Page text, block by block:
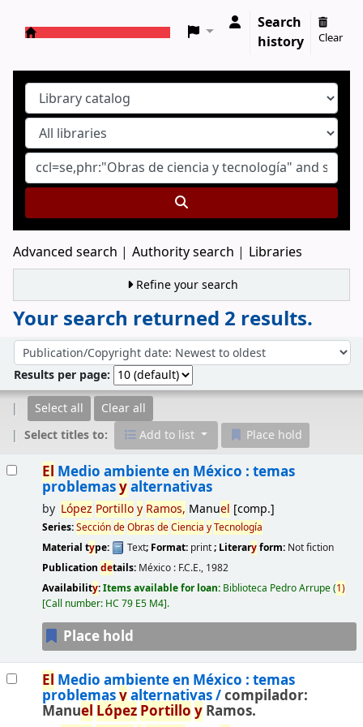
Search
history
Clear
Advanced search Authority search Libraries
Refine your search
Your search returned 2 results.
Sort by:
Results per page:
Select all
Clear all
Select titles to:
Add to list Place hold
El Medio ambiente en México : temas
problemasyalternativas
by López Portilloy Ramos, Manuel [comp.]
Series:SeccióndeObrasdeCiencia yTecnología
Material type: Text; Format: print; Literaryform: Not fiction
Publication details: México : F.C.E., 1982
Availability:Items available for loan: Biblioteca Pedro Arrupe(1)
Call number: HC 79 E5 M4 .
Place hold
El Medio ambiente en México : temas
problemasyalternativas /compilador:
Manuel López Portillo yRamos.